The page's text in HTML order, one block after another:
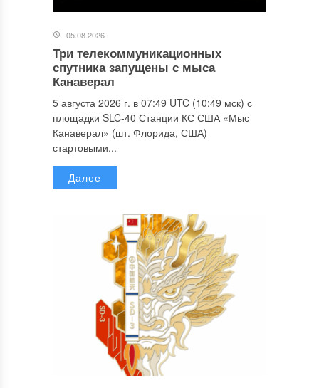
05.08.2026
Три телекоммуникационных
спутника запущены с мыса
Канаверал
5 августа 2026 г. в 07:49 UTC (10:49 мск) с
площадки SLC-40 Станции КС США «Мыс
Канаверал» (шт. Флорида, США)
стартовыми...
Далее